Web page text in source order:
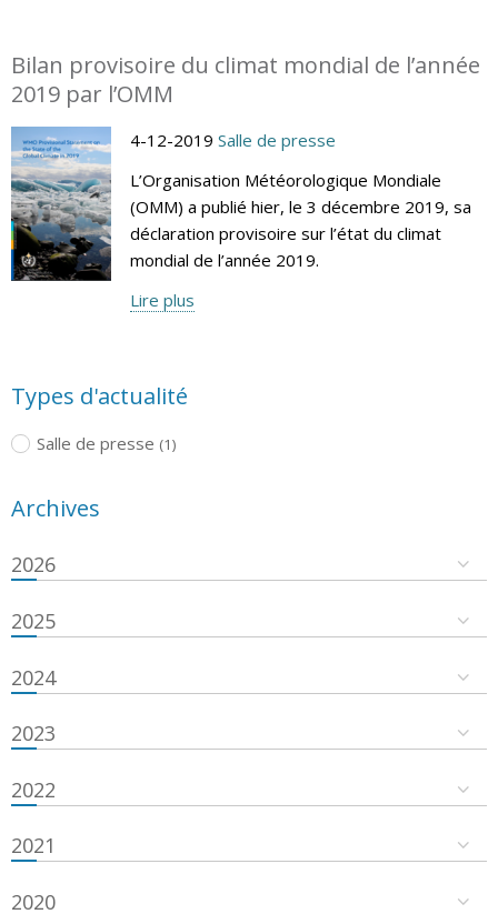
Bilan provisoire du climat mondial de l’année
2019 par l’OMM
4-12-2019 Salle de presse
L’Organisation Météorologique Mondiale
(OMM) a publié hier, le 3 décembre 2019, sa
déclaration provisoire sur l’état du climat
mondial de l’année 2019.
Lire plus
Types d'actualité
Salle de presse (1)
Archives
2026
2025
2024
2023
2022
2021
2020